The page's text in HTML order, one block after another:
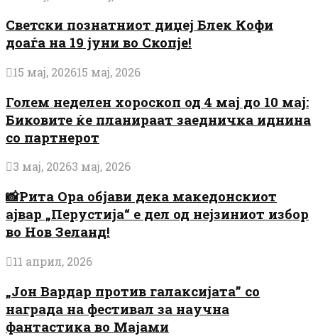
Светски познатниот диџеј Блек Кофи
доаѓа на 19 јуни во Скопје!
15 мај, 202615 мај, 2026
Голем неделен хороскоп од 4 мај до 10 мај:
Биковите ќе планираат заедничка иднина
со партнерот
3 мај, 20263 мај, 2026
📸Рита Ора објави дека македонскиот
ајвар „Перустија“ е дел од нејзиниот избор
во Нов Зеланд!
11 април, 2026
„Јон Вардар против галаксијата” со
награда на фестивал за научна
фантастика во Мајами